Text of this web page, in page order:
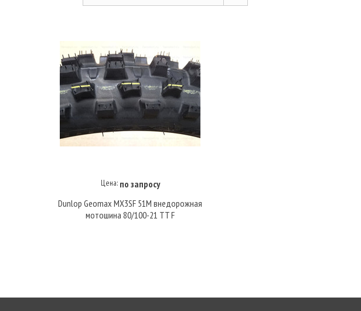
Купить под заказ
Цена: по запросу
Dunlop Geomax MX3SF 51M внедорожная
мотошина 80/100-21 TT F